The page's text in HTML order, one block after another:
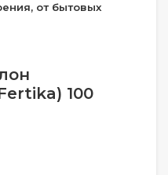
от бытовых
100